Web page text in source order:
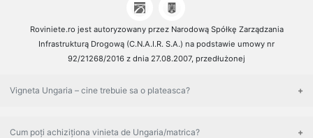
Roviniete.ro jest autoryzowany przez Narodową Spółkę Zarządzania
Infrastrukturą Drogową (C.N.A.I.R. S.A.) na podstawie umowy nr
92/21268/2016 z dnia 27.08.2007, przedłużonej
Vigneta Ungaria – cine trebuie sa o plateasca?
Cum poți achiziționa vinieta de Ungaria/matrica?